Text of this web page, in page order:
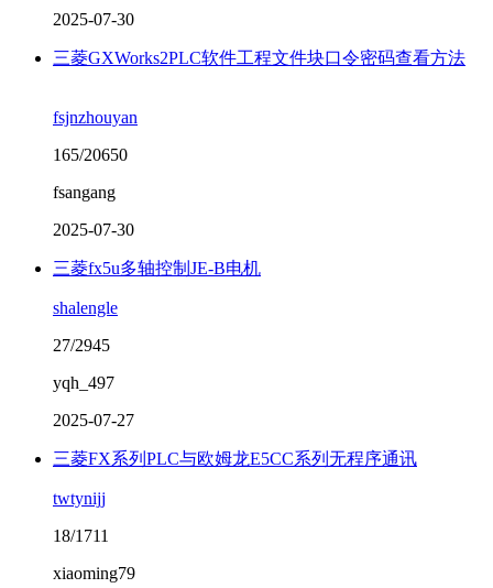
2025-07-30
三菱GXWorks2PLC软件工程文件块口令密码查看方法
fsjnzhouyan
165/20650
fsangang
2025-07-30
三菱fx5u多轴控制JE-B电机
shalengle
27/2945
yqh_497
2025-07-27
三菱FX系列PLC与欧姆龙E5CC系列无程序通讯
twtynijj
18/1711
xiaoming79